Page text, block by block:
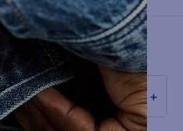
(0 comentarios)
＋
－